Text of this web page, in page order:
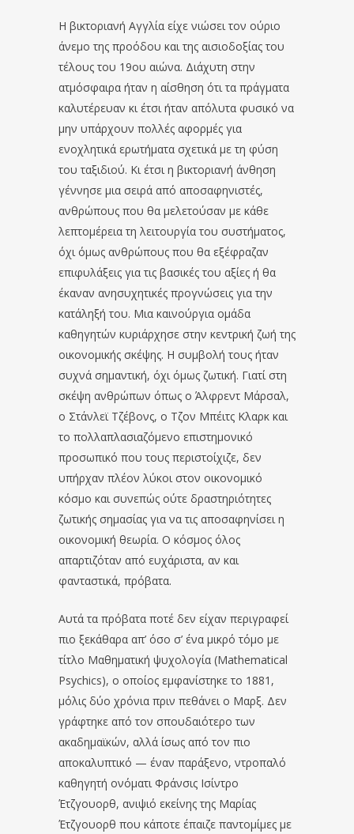
Η βικτοριανή Αγγλία είχε νιώσει τον ούριο
άνεμο της προόδου και της αισιοδοξίας του
τέλους του 19ου αιώνα. Διάχυτη στην
ατμόσφαιρα ήταν η αίσθηση ότι τα πράγματα
καλυτέρευαν κι έτσι ήταν απόλυτα φυσικό να
μην υπάρχουν πολλές αφορμές για
ενοχλητικά ερωτήματα σχετικά με τη φύση
του ταξιδιού. Κι έτσι η βικτοριανή άνθηση
γέννησε μια σειρά από αποσαφηνιστές,
ανθρώπους που θα μελετούσαν με κάθε
λεπτομέρεια τη λειτουργία του συστήματος,
όχι όμως ανθρώπους που θα εξέφραζαν
επιφυλάξεις για τις βασικές του αξίες ή θα
έκαναν ανησυχητικές προγνώσεις για την
κατάληξή του. Μια καινούργια ομάδα
καθηγητών κυριάρχησε στην κεντρική ζωή της
οικονομικής σκέψης. Η συμβολή τους ήταν
συχνά σημαντική, όχι όμως ζωτική. Γιατί στη
σκέψη ανθρώπων όπως ο Άλφρεντ Μάρσαλ,
ο Στάνλεϊ Τζέβονς, ο Τζον Μπέιτς Κλαρκ και
το πολλαπλασιαζόμενο επιστημονικό
προσωπικό που τους περιστοίχιζε, δεν
υπήρχαν πλέον λύκοι στον οικονομικό
κόσμο και συνεπώς ούτε δραστηριότητες
ζωτικής σημασίας για να τις αποσαφηνίσει η
οικονομική θεωρία. Ο κόσμος όλος
απαρτιζόταν από ευχάριστα, αν και
φανταστικά, πρόβατα.
Αυτά τα πρόβατα ποτέ δεν είχαν περιγραφεί
πιο ξεκάθαρα απ’ όσο σ’ ένα μικρό τόμο με
τίτλο Μαθηματική ψυχολογία (Mathematical
Psychics), ο οποίος εμφανίστηκε το 1881,
μόλις δύο χρόνια πριν πεθάνει ο Μαρξ. Δεν
γράφτηκε από τον σπουδαιότερο των
ακαδημαϊκών, αλλά ίσως από τον πιο
αποκαλυπτικό — έναν παράξενο, ντροπαλό
καθηγητή ονόματι Φράνσις Ισίντρο
Έτζγουορθ, ανιψιό εκείνης της Μαρίας
Έτζγουορθ που κάποτε έπαιζε παντομίμες με